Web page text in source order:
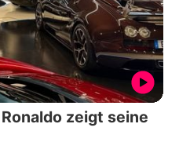
zeigt seine